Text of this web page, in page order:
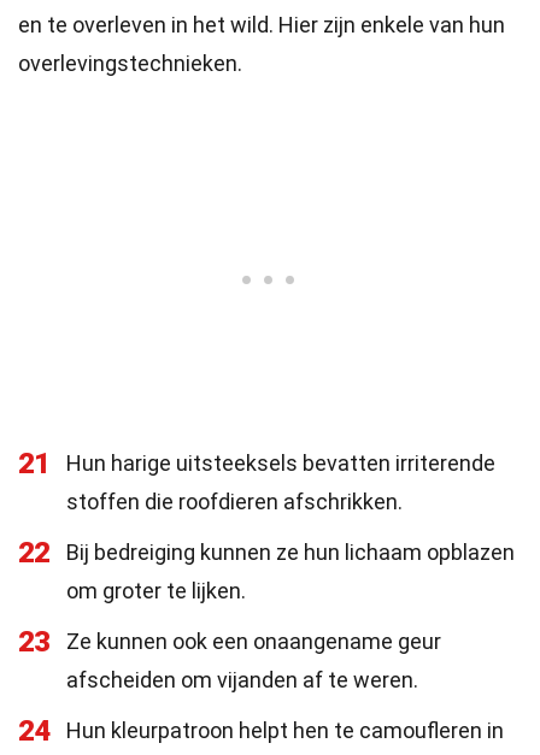
en te overleven in het wild. Hier zijn enkele van hun
overlevingstechnieken.
21
Hun harige uitsteeksels bevatten irriterende
stoffen die roofdieren afschrikken.
22
Bij bedreiging kunnen ze hun lichaam opblazen
om groter te lijken.
23
Ze kunnen ook een onaangename geur
afscheiden om vijanden af te weren.
24
Hun kleurpatroon helpt hen te camoufleren in